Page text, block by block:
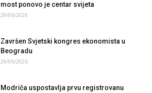
most ponovo je centar svijeta
29/06/2026
Završen Svjetski kongres ekonomista u
Beogradu
29/06/2026
Modriča uspostavlja prvu registrovanu